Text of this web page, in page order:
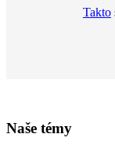
Takto
Naše témy